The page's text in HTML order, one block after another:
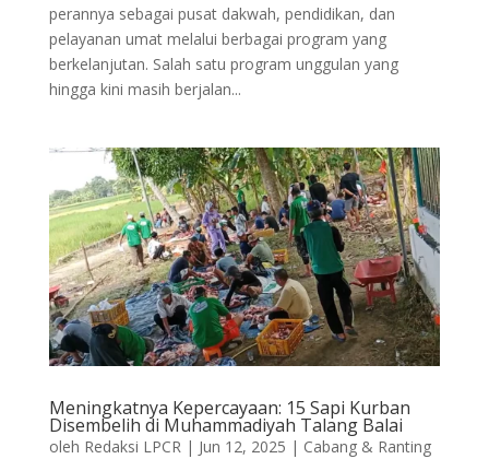
perannya sebagai pusat dakwah, pendidikan, dan
pelayanan umat melalui berbagai program yang
berkelanjutan. Salah satu program unggulan yang
hingga kini masih berjalan...
Meningkatnya Kepercayaan: 15 Sapi Kurban
Disembelih di Muhammadiyah Talang Balai
oleh Redaksi LPCR| Jun 12, 2025 | Cabang & Ranting